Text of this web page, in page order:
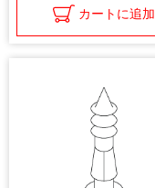
カートに追加